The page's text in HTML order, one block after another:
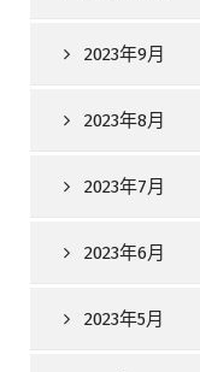
2023年9月
2023年8月
2023年7月
2023年6月
2023年5月